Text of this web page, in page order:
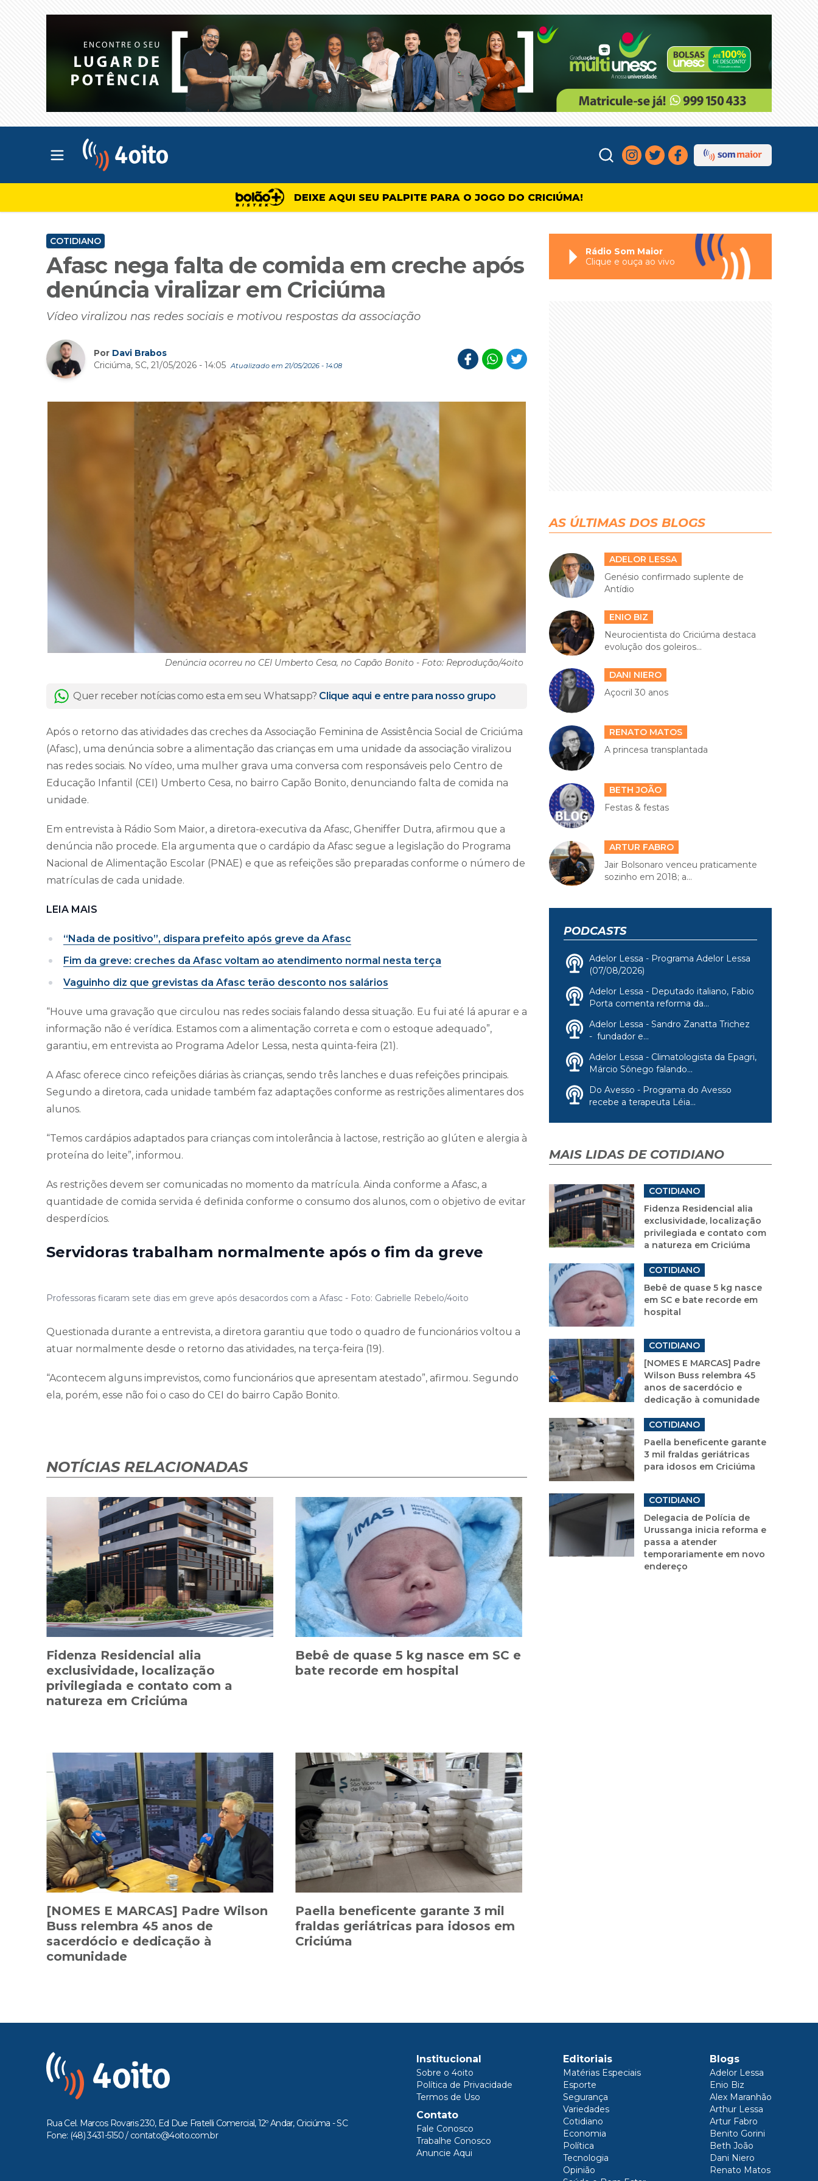
Abrir menu principal
DEIXE AQUI SEU PALPITE PARA O JOGO DO CRICIÚMA!
COTIDIANO
Afasc nega falta de comida em creche após
denúncia viralizar em Criciúma
Vídeo viralizou nas redes sociais e motivou respostas da associação
Por Davi Brabos
Criciúma, SC, 21/05/2026 - 14:05 Atualizado em 21/05/2026 - 14:08
Denúncia ocorreu no CEI Umberto Cesa, no Capão Bonito - Foto: Reprodução/4oito
Quer receber notícias como esta em seu Whatsapp? Clique aqui e entre para nosso grupo
Após o retorno das atividades das creches da Associação Feminina de Assistência Social de Criciúma
(Afasc), uma denúncia sobre a alimentação das crianças em uma unidade da associação viralizou
nas redes sociais. No vídeo, uma mulher grava uma conversa com responsáveis pelo Centro de
Educação Infantil (CEI) Umberto Cesa, no bairro Capão Bonito, denunciando falta de comida na
unidade.
Em entrevista à Rádio Som Maior, a diretora-executiva da Afasc, Gheniffer Dutra, afirmou que a
denúncia não procede. Ela argumenta que o cardápio da Afasc segue a legislação do Programa
Nacional de Alimentação Escolar (PNAE) e que as refeições são preparadas conforme o número de
matrículas de cada unidade.
LEIA MAIS
“Nada de positivo”, dispara prefeito após greve da Afasc
Fim da greve: creches da Afasc voltam ao atendimento normal nesta terça
Vaguinho diz que grevistas da Afasc terão desconto nos salários
“Houve uma gravação que circulou nas redes sociais falando dessa situação. Eu fui até lá apurar e a
informação não é verídica. Estamos com a alimentação correta e com o estoque adequado”,
garantiu, em entrevista ao Programa Adelor Lessa, nesta quinta-feira (21).
A Afasc oferece cinco refeições diárias às crianças, sendo três lanches e duas refeições principais.
Segundo a diretora, cada unidade também faz adaptações conforme as restrições alimentares dos
alunos.
“Temos cardápios adaptados para crianças com intolerância à lactose, restrição ao glúten e alergia à
proteína do leite”, informou.
As restrições devem ser comunicadas no momento da matrícula. Ainda conforme a Afasc, a
quantidade de comida servida é definida conforme o consumo dos alunos, com o objetivo de evitar
desperdícios.
Servidoras trabalham normalmente após o fim da greve
Professoras ficaram sete dias em greve após desacordos com a Afasc - Foto: Gabrielle Rebelo/4oito
Questionada durante a entrevista, a diretora garantiu que todo o quadro de funcionários voltou a
atuar normalmente desde o retorno das atividades, na terça-feira (19).
“Acontecem alguns imprevistos, como funcionários que apresentam atestado”, afirmou. Segundo
ela, porém, esse não foi o caso do CEI do bairro Capão Bonito.
NOTÍCIAS RELACIONADAS
Fidenza Residencial alia
exclusividade, localização
privilegiada e contato com a
natureza em Criciúma
Bebê de quase 5 kg nasce em SC e
bate recorde em hospital
[NOMES E MARCAS] Padre Wilson
Buss relembra 45 anos de
sacerdócio e dedicação à
comunidade
Paella beneficente garante 3 mil
fraldas geriátricas para idosos em
Criciúma
Rádio Som Maior
Clique e ouça ao vivo
AS ÚLTIMAS DOS BLOGS
ADELOR LESSA
Genésio confirmado suplente de
Antídio
ENIO BIZ
Neurocientista do Criciúma destaca
evolução dos goleiros...
DANI NIERO
Açocril 30 anos
RENATO MATOS
A princesa transplantada
BETH JOÃO
Festas & festas
ARTUR FABRO
Jair Bolsonaro venceu praticamente
sozinho em 2018; a...
PODCASTS
Adelor Lessa - Programa Adelor Lessa
(07/08/2026)
Adelor Lessa - Deputado italiano, Fabio
Porta comenta reforma da...
Adelor Lessa - Sandro Zanatta Trichez
- fundador e...
Adelor Lessa - Climatologista da Epagri,
Márcio Sônego falando...
Do Avesso - Programa do Avesso
recebe a terapeuta Léia...
MAIS LIDAS DE COTIDIANO
COTIDIANO
Fidenza Residencial alia
exclusividade, localização
privilegiada e contato com
a natureza em Criciúma
COTIDIANO
Bebê de quase 5 kg nasce
em SC e bate recorde em
hospital
COTIDIANO
[NOMES E MARCAS] Padre
Wilson Buss relembra 45
anos de sacerdócio e
dedicação à comunidade
COTIDIANO
Paella beneficente garante
3 mil fraldas geriátricas
para idosos em Criciúma
COTIDIANO
Delegacia de Polícia de
Urussanga inicia reforma e
passa a atender
temporariamente em novo
endereço
Rua Cel. Marcos Rovaris 230, Ed Due Fratelli Comercial, 12º Andar, Criciúma - SC
Fone: (48) 3431-5150 / contato@4oito.com.br
Institucional
Sobre o 4oito
Política de Privacidade
Termos de Uso
Contato
Fale Conosco
Trabalhe Conosco
Anuncie Aqui
Editoriais
Matérias Especiais
Esporte
Segurança
Variedades
Cotidiano
Economia
Política
Tecnologia
Opinião
Blogs
Adelor Lessa
Enio Biz
Alex Maranhão
Arthur Lessa
Artur Fabro
Benito Gorini
Beth João
Dani Niero
Renato Matos